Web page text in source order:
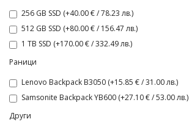
256 GB SSD (+40.00 € / 78.23 лв.)
512 GB SSD (+80.00 € / 156.47 лв.)
1 TB SSD (+170.00 € / 332.49 лв.)
Раници
Lenovo Backpack B3050 (+15.85 € / 31.00 лв.)
Samsonite Backpack YB600 (+27.10 € / 53.00 лв.)
Други